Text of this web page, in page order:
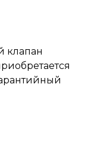
клапан